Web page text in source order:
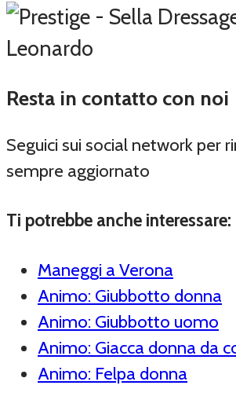
Resta in contatto con noi
Seguici sui social network per
sempre aggiornato
Ti potrebbe anche interessare:
Maneggi a Verona
Animo: Giubbotto donna
Animo: Giubbotto uomo
Animo: Giacca donna da
Animo: Felpa donna